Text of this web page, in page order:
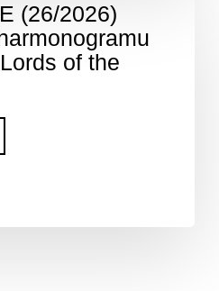
(26/2026)
of the